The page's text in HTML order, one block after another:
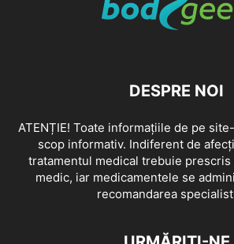
DESPRE NOI
ATENȚIE! Toate informațiile de pe
scop informativ. Indiferent de
tratamentul medical trebuie prescris
medic, iar medicamentele se
recomandarea